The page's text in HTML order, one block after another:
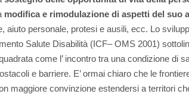
modifica e rimodulazione di aspetti del suo
aiuto personale, protesi e ausili, ecc. Lo
Salute Disabilità (ICF– OMS 2001)
come l’ incontro tra una condizione di
e barriere. E’ ormai chiaro che le
maggiore convinzione estendersi a territori